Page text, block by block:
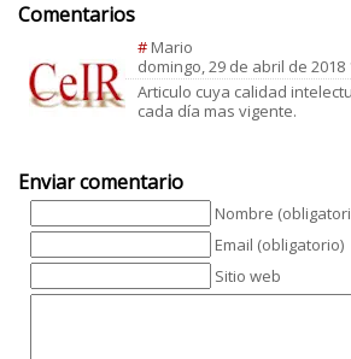
Comentarios
# Mario
domingo, 29 de abril de 2018
Articulo cuya calidad
cada día mas vigente.
Enviar comentario
Nombre
Email (obligatorio)
Sitio web